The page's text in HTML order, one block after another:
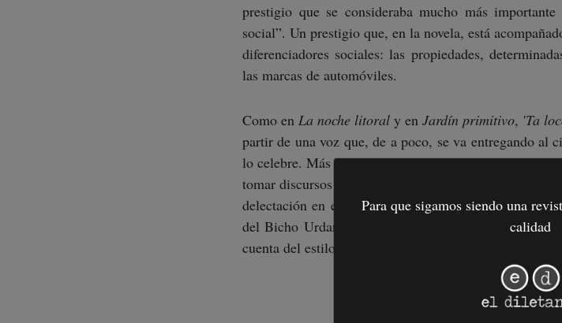
prestigio que se consideraba mucho más
social”. Un prestigio que, en la novela, está
diferenciadores sociales: las propiedades,
las marcas de automóviles.
Como enLa noche litoral y enJardín primitivo, 'Ta
partir de una voz que, de a poco, se va entregando al
lo celebre. Más bien, lo que hace el autor en ésta y en
tomar discursos sociales hegemónicos y elaborar con
delectación en extraer belleza de lo ignominioso, en
del Bicho Urdaneta en relación a las narraciones
cuenta del estilo inconfundible que distingue a las
Para que sigamos siendo una
calidad